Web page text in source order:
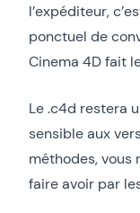
l’expéditeur,
ponctuel de
Cinema 4D fait
Le .c4d restera
sensible aux
méthodes, vous
faire avoir par